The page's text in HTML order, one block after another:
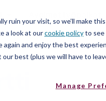
ruin your visit, so we’ll make
a look at ourcookie policyto see
again and enjoy the best
our best (plus we will have to
Manage